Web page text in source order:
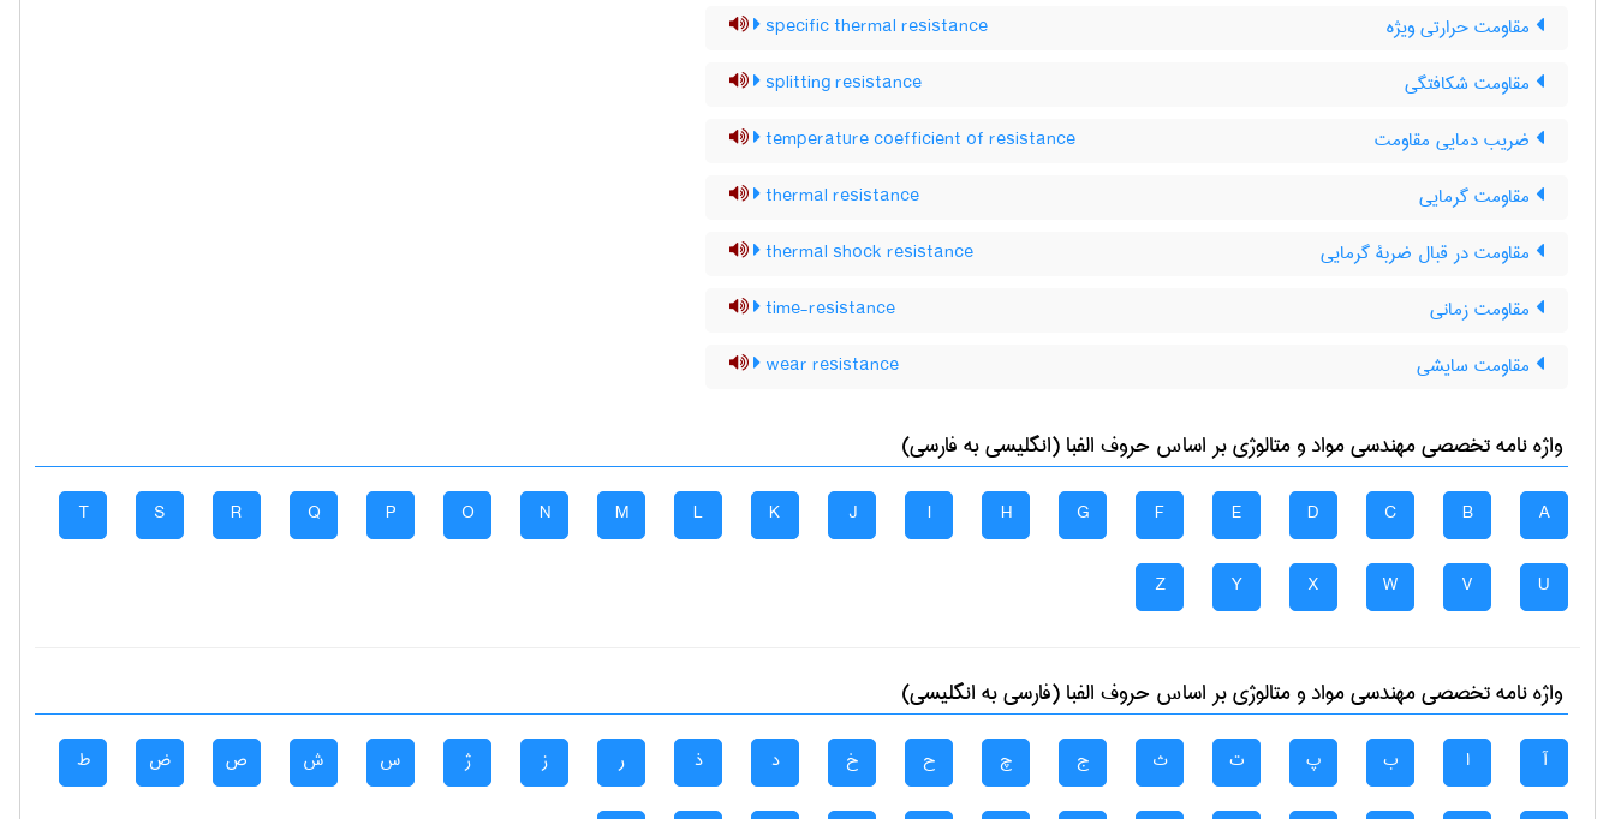
مقاومت حرارتی ویژه specific thermal resistance
مقاومت شکافتگی splitting resistance
ضریب دمایی مقاومت temperature coefficient of resistance
مقاومت گرمایی thermal resistance
مقاومت در قبال ضربۀ گرمایی thermal shock resistance
مقاومت زمانی time-resistance
مقاومت سایشی wear resistance
واژه نامه تخصصیمهندسی مواد و متالوژیبر اساس حروف الفبا (انگلیسی به فارسی)
A
B
C
D
E
F
G
H
I
J
K
L
M
N
O
P
Q
R
S
T
U
V
W
X
Y
Z
واژه نامه تخصصیمهندسی مواد و متالوژیبر اساس حروف الفبا (فارسی به انگلیسی)
آ ا ب پ ت ث ج چ ح خ د ذ ر ز ژ س ش ص ض ط